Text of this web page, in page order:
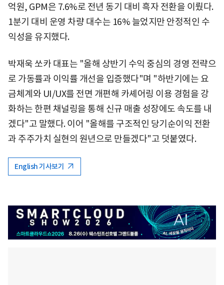
억원, GPM은 7.6%로 전년 동기 대비 흑자 전환을 이뤘다.
1분기 대비 운영 차량 대수는 16% 늘었지만 안정적인 수
익성을 유지했다.
박재욱 쏘카 대표는 "올해 상반기 수익 중심의 경영 전략으
로 가동률과 이익률 개선을 입증했다"며 "하반기에는 요
금체계와 UI/UX를 전면 개편해 카셰어링 이용 경험을 강
화하는 한편 채널링을 통해 신규 매출 성장에도 속도를 내
겠다"고 말했다. 이어 "올해를 구조적인 당기순이익 전환
과 주주가치 실현의 원년으로 만들겠다"고 덧붙였다.
English 기사보기